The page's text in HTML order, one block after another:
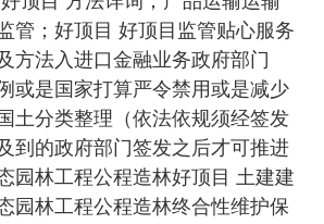
管；好顶目 好顶目监管贴心服务
方法入进口金融业务政府部门
或是国家打算严令禁用或是减少
土分类整理（依法依规须经签发
到的政府部门签发之后才可推进
园林工程公程造林好顶目 土建建
园林工程公程造林终合性维护保